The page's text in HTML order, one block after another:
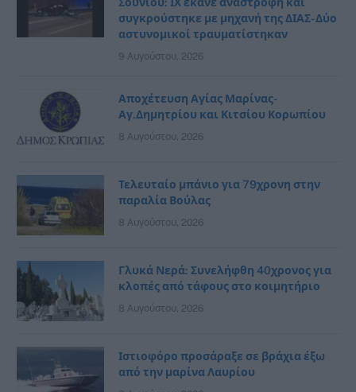
Σουνίου: ΙΧ έκανε αναστροφή και
συγκρούστηκε με μηχανή της ΔΙΑΣ- Δύο
αστυνομικοί τραυματίστηκαν
9 Αυγούστου, 2026
Αποχέτευση Αγίας Μαρίνας-
Αγ.Δημητρίου και Κιτσίου Κορωπίου
8 Αυγούστου, 2026
Τελευταίο μπάνιο για 79χρονη στην
παραλία Βούλας
8 Αυγούστου, 2026
Γλυκά Νερά: Συνελήφθη 40χρονος για
κλοπές από τάφους στο κοιμητήριο
8 Αυγούστου, 2026
Ιστιοφόρο προσάραξε σε βράχια έξω
από την μαρίνα Λαυρίου